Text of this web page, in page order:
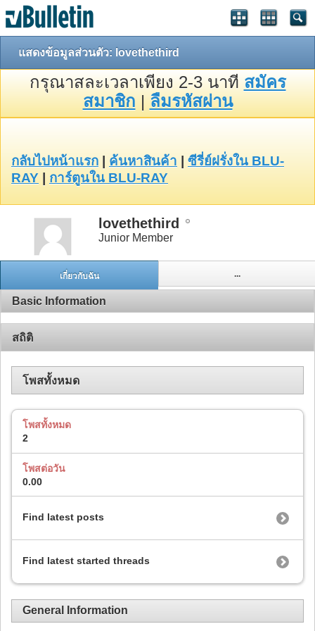
แสดงข้อมูลส่วนตัว: lovethethird
กรุณาสละเวลาเพียง 2-3 นาที สมัคร
สมาชิก | ลืมรหัสผ่าน
กลับไปหน้าแรก ค้นหาสินค้า
ซีรี่ย์ฝรั่งใน BLU-
RAY
การ์ตูนใน BLU-RAY
lovethethird
Junior Member
เกี่ยวกับฉัน ...
Basic Information
สถิติ
โพสทั้งหมด
โพสทั้งหมด
2
โพสต่อวัน
0.00
Find latest posts
Find latest started threads
General Information